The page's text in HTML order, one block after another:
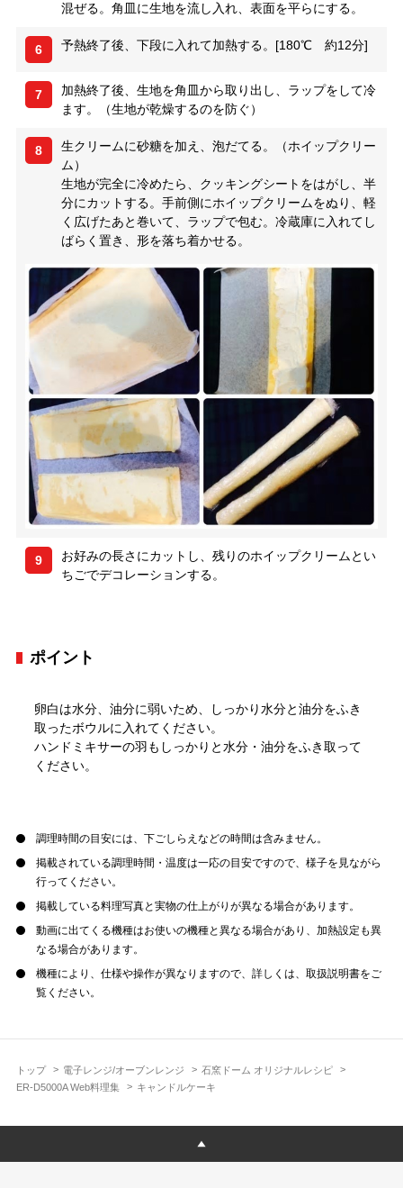
トップ 電子レンジ/オーブンレンジ
石窯ドーム オリジナルレシピ
ER-D5000A Web料理集
キャンドルケーキ
混ぜる。角皿に生地を流し入れ、表面を平らにする。
6 予熱終了後、下段に入れて加熱する。[180℃ 約12分]
7
加熱終了後、生地を角皿から取り出し、ラップをして冷
ます。（生地が乾燥するのを防ぐ）
8
生クリームに砂糖を加え、泡だてる。（ホイップクリー
ム）
生地が完全に冷めたら、クッキングシートをはがし、半
分にカットする。手前側にホイップクリームをぬり、軽
く広げたあと巻いて、ラップで包む。冷蔵庫に入れてし
ばらく置き、形を落ち着かせる。
9
お好みの長さにカットし、残りのホイップクリームとい
ちごでデコレーションする。
ポイント
卵白は水分、油分に弱いため、しっかり水分と油分をふき
取ったボウルに入れてください。
ハンドミキサーの羽もしっかりと水分・油分をふき取って
ください。
調理時間の目安には、下ごしらえなどの時間は含みません。
掲載されている調理時間・温度は一応の目安ですので、様子を見ながら
行ってください。
掲載している料理写真と実物の仕上がりが異なる場合があります。
動画に出てくる機種はお使いの機種と異なる場合があり、加熱設定も異
なる場合があります。
機種により、仕様や操作が異なりますので、詳しくは、取扱説明書をご
覧ください。